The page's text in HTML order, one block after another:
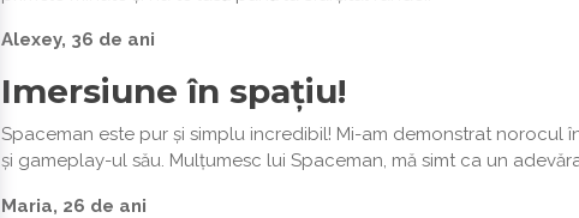
Alexey, 36 de ani
Imersiune în spațiu!
Spaceman este pur și simplu incredibil! Mi-am demonstrat
și gameplay-ul său. Mulțumesc lui Spaceman, mă simt ca un
Maria, 26 de ani